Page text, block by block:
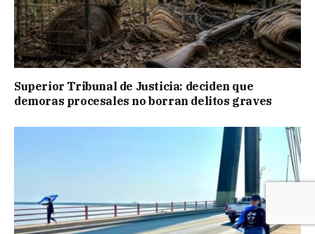
Superior Tribunal de Justicia: deciden que
demoras procesales no borran delitos graves